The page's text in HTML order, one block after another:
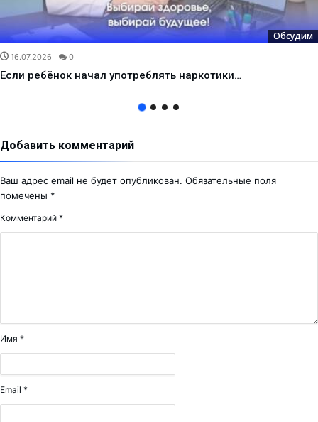
Обсудим
16.07.2026 0
Если ребёнок начал употреблять наркотики…
Добавить комментарий
Ваш адрес email не будет опубликован. Обязательные поля
помечены *
Комментарий *
Имя *
Email *